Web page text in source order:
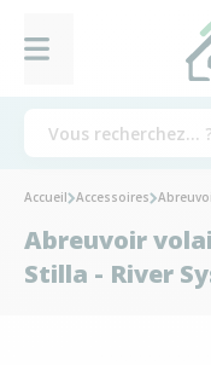
Accueil Accessoires
Abreuvoir
Stilla - River